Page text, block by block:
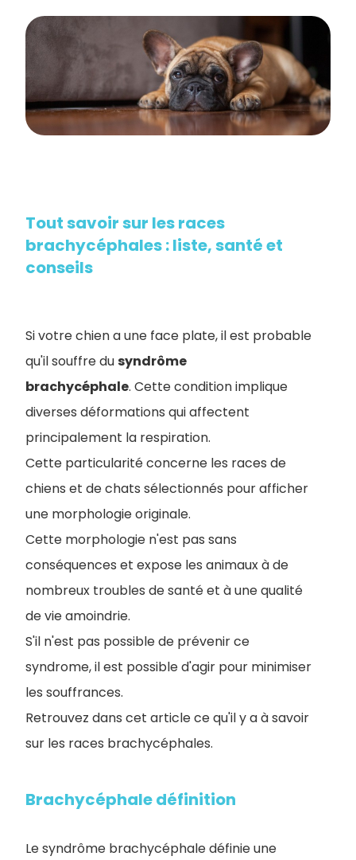
Tout savoir sur les races
brachycéphales : liste, santé et
conseils
Si votre chien a une face plate, il est probable
qu'il souffre dusyndrôme
brachycéphale. Cette condition implique
diverses déformations qui affectent
principalement la respiration.
Cette particularité concerne les races de
chiens et de chats sélectionnés pour afficher
une morphologie originale.
Cette morphologie n'est pas sans
conséquences et expose les animaux à de
nombreux troubles de santé et à une qualité
de vie amoindrie.
S'il n'est pas possible de prévenir ce
syndrome, il est possible d'agir pour minimiser
les souffrances.
Retrouvez dans cet article ce qu'il y a à savoir
sur les races brachycéphales.
Brachycéphale définition
Le syndrôme brachycéphale définie une